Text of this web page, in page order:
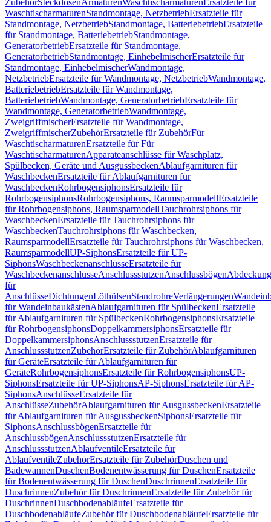
ZubehörSteckdosenArmaturenWaschtischarmaturen Ersatzteile für
WaschtischarmaturenStandmontage, NetzbetriebErsatzteile für
Standmontage, NetzbetriebStandmontage, BatteriebetriebErsatzteile
für Standmontage, BatteriebetriebStandmontage,
GeneratorbetriebErsatzteile für Standmontage,
GeneratorbetriebStandmontage, EinhebelmischerErsatzteile für
Standmontage, EinhebelmischerWandmontage,
NetzbetriebErsatzteile für Wandmontage, NetzbetriebWandmontage,
BatteriebetriebErsatzteile für Wandmontage,
BatteriebetriebWandmontage, GeneratorbetriebErsatzteile für
Wandmontage, GeneratorbetriebWandmontage,
ZweigriffmischerErsatzteile für Wandmontage,
ZweigriffmischerZubehörErsatzteile für ZubehörFür
WaschtischarmaturenErsatzteile für Für
WaschtischarmaturenApparateanschlüsse für Waschplatz,
Spülbecken, Geräte und AusgussbeckenAblaufgarnituren für
WaschbeckenErsatzteile für Ablaufgarnituren für
WaschbeckenRohrbogensiphonsErsatzteile für
RohrbogensiphonsRohrbogensiphons, RaumsparmodellErsatzteile
für Rohrbogensiphons, RaumsparmodellTauchrohrsiphons für
WaschbeckenErsatzteile für Tauchrohrsiphons für
WaschbeckenTauchrohrsiphons für Waschbecken,
RaumsparmodellErsatzteile für Tauchrohrsiphons für Waschbecken,
RaumsparmodellUP-SiphonsErsatzteile für UP-
SiphonsWaschbeckenanschlüsseErsatzteile für
WaschbeckenanschlüsseAnschlussstutzenAnschlussbögen
für
AnschlüsseDichtungenLöthülsenStandrohreVerlängerungen
für WandeinbaukästenAblaufgarnituren für SpülbeckenErsatzteile
für Ablaufgarnituren für SpülbeckenRohrbogensiphonsErsatzteile
für RohrbogensiphonsDoppelkammersiphonsErsatzteile für
DoppelkammersiphonsAnschlussstutzenErsatzteile für
AnschlussstutzenZubehörErsatzteile für ZubehörAblaufgarnituren
für GeräteErsatzteile für Ablaufgarnituren für
GeräteRohrbogensiphonsErsatzteile für RohrbogensiphonsUP-
SiphonsErsatzteile für UP-SiphonsAP-SiphonsErsatzteile für AP-
SiphonsAnschlüsseErsatzteile für
AnschlüsseZubehörAblaufgarnituren für AusgussbeckenErsatzteile
für Ablaufgarnituren für AusgussbeckenSiphonsErsatzteile für
SiphonsAnschlussbögenErsatzteile für
AnschlussbögenAnschlussstutzenErsatzteile für
AnschlussstutzenAblaufventileErsatzteile für
AblaufventileZubehörErsatzteile für ZubehörDuschen und
BadewannenDuschenBodenentwässerung für DuschenErsatzteile
für Bodenentwässerung für DuschenDuschrinnenErsatzteile für
DuschrinnenZubehör für DuschrinnenErsatzteile für Zubehör für
DuschrinnenDuschbodenabläufeErsatzteile für
DuschbodenabläufeZubehör für DuschbodenabläufeErsatzteile für